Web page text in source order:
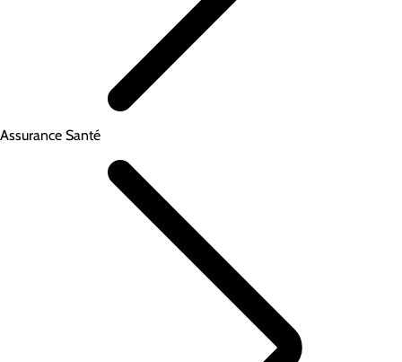
Assurance Santé